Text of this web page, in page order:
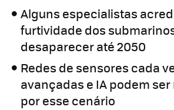
Alguns especialistas
furtividade dos
desaparecer até 2050
Redes de sensores cada
avançadas e IA podem ser
por esse cenário